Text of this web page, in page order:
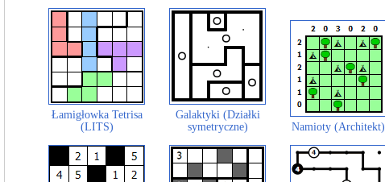
Łamigłowka Tetrisa
(LITS)
Galaktyki (Działki
symetryczne)
Namioty (Architekt)